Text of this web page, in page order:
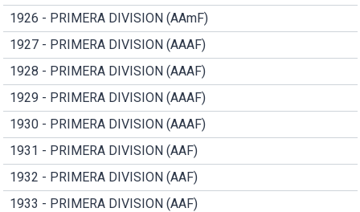
1926 - PRIMERA DIVISION (AAmF)
1927 - PRIMERA DIVISION (AAAF)
1928 - PRIMERA DIVISION (AAAF)
1929 - PRIMERA DIVISION (AAAF)
1930 - PRIMERA DIVISION (AAAF)
1931 - PRIMERA DIVISION (AAF)
1932 - PRIMERA DIVISION (AAF)
1933 - PRIMERA DIVISION (AAF)